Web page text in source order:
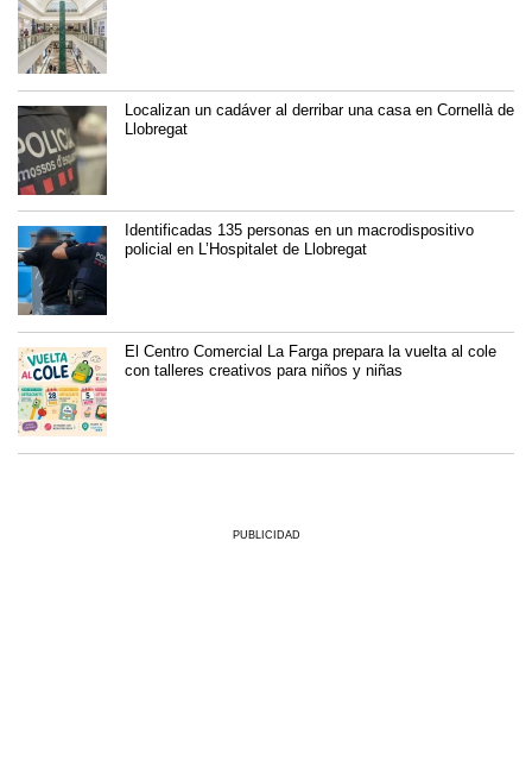
Localizan un cadáver al derribar una casa en Cornellà de
Llobregat
Identificadas 135 personas en un macrodispositivo
policial en L’Hospitalet de Llobregat
El Centro Comercial La Farga prepara la vuelta al cole
con talleres creativos para niños y niñas
PUBLICIDAD